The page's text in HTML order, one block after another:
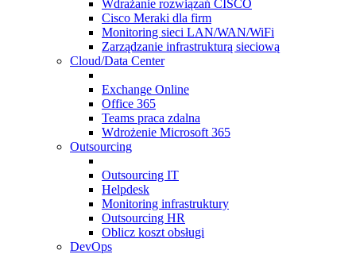
Wdrażanie rozwiązań CISCO
Cisco Meraki dla firm
Monitoring sieci LAN/WAN/WiFi
Zarządzanie infrastrukturą sieciową
Cloud/Data Center
Exchange Online
Office 365
Teams praca zdalna
Wdrożenie Microsoft 365
Outsourcing
Outsourcing IT
Helpdesk
Monitoring infrastruktury
Outsourcing HR
Oblicz koszt obsługi
DevOps